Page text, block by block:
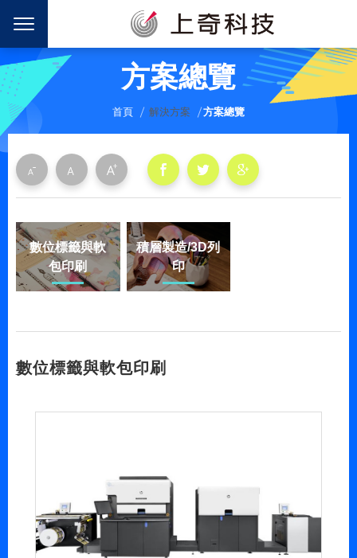
方案總覽
首頁 解決方案 方案總覽
數位標籤與軟
包印刷
積層製造/3D列
印
數位標籤與軟包印刷